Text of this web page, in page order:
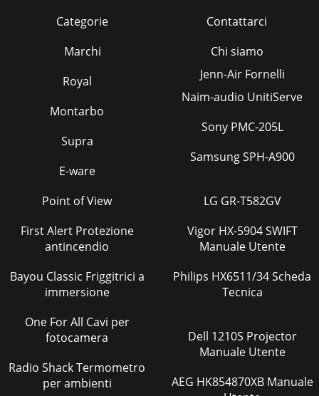
Categorie
Marchi
Contattarci
Chi siamo
Royal
Montarbo
Supra
E-ware
Point of View
First Alert Protezione
antincendio
Bayou Classic Friggitrici a
immersione
One For All Cavi per
fotocamera
Radio Shack Termometro
per ambienti
Jenn-Air Fornelli
Naim-audio UnitiServe
Sony PMC-205L
Samsung SPH-A900
LG GR-T582GV
Vigor HX-5904 SWIFT
Manuale Utente
Philips HX6511/34 Scheda
Tecnica
Dell 1210S Projector
Manuale Utente
AEG HK854870XB Manuale